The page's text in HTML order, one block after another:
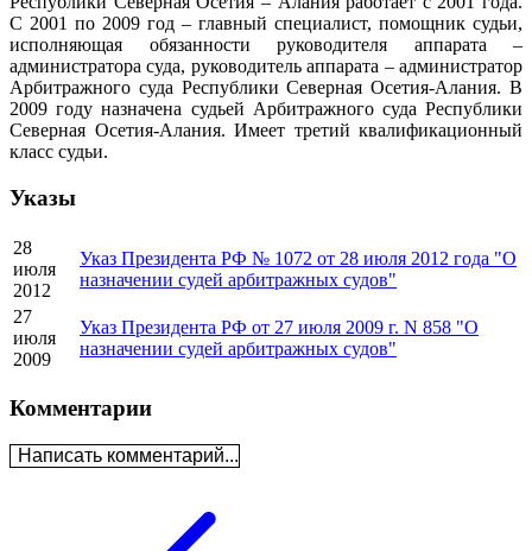
С 2001 по 2009 год – главный специалист, помощник судьи,
исполняющая обязанности руководителя аппарата –
администратора суда, руководитель аппарата – администратор
Арбитражного суда Республики Северная Осетия-Алания. В
2009 году назначена судьей Арбитражного суда Республики
Северная Осетия-Алания. Имеет третий квалификационный
класс судьи.
Указы
28
июля
2012
Указ Президента РФ № 1072 от 28 июля 2012 года "О
назначении судей арбитражных судов"
27
июля
2009
Указ Президента РФ от 27 июля 2009 г. N 858 "О
назначении судей арбитражных судов"
Комментарии
Написать комментарий...